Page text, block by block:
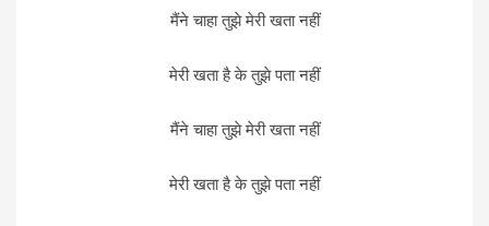
मैंने चाहा तुझे मेरी खता नहीं
मेरी खता है के तुझे पता नहीं
मैंने चाहा तुझे मेरी खता नहीं
मेरी खता है के तुझे पता नहीं